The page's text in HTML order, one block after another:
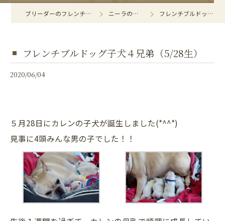
ブリーダーのフレンチブルドッグならExcellent Kind ニーラのビックリマーク！ フレンチブルドッグ子犬４兄弟（5/28生）
フレンチブルドッグ子犬４兄弟（5/28生）
2020/06/04
５月28日にカレンの子犬が誕生しました(*^^*)
見事に4頭みんな男の子でした！！